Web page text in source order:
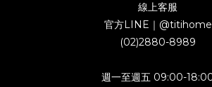
線上客服
官方LINE｜ @titihome
(02)2880-8989
週一至週五 09:00-